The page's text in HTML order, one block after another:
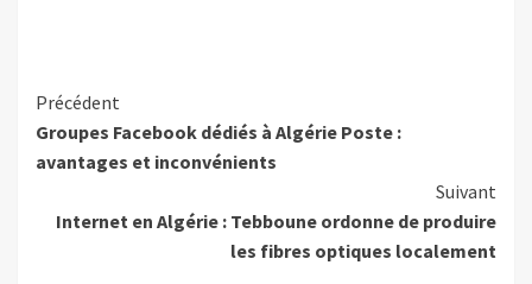
Précédent
Groupes Facebook dédiés à Algérie Poste :
avantages et inconvénients
Suivant
Internet en Algérie : Tebboune ordonne de produire
les fibres optiques localement